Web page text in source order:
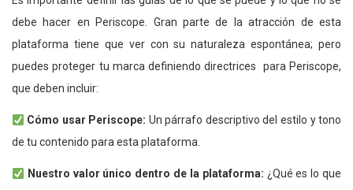
debe hacer en Periscope. Gran parte de la atracción de esta
plataforma tiene que ver con su naturaleza espontánea; pero
puedes proteger tu marca definiendo directrices para Periscope,
que deben incluir:
Cómo usar Periscope: Un párrafo descriptivo del estilo y tono
de tu contenido para esta plataforma.
Nuestro valor único dentro de la plataforma: ¿Qué es lo que